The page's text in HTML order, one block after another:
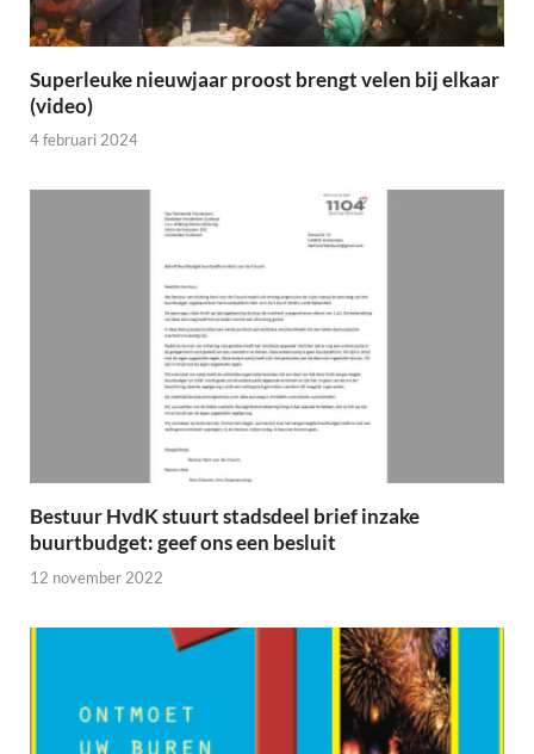
Superleuke nieuwjaar proost brengt velen bij elkaar
(video)
4 februari 2024
Bestuur HvdK stuurt stadsdeel brief inzake
buurtbudget: geef ons een besluit
12 november 2022